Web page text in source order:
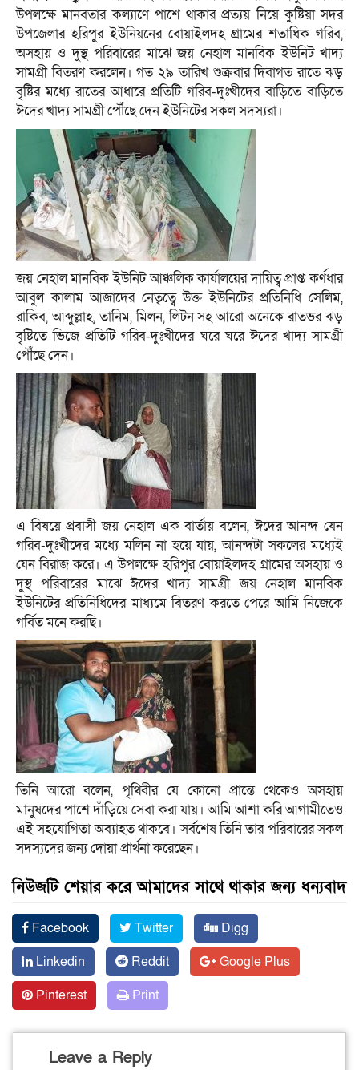
উপলক্ষে মানবতার কল্যাণে পাশে থাকার প্রত্যয় নিয়ে কুষ্টিয়া সদর
উপজেলার হরিপুর ইউনিয়নের বোয়াইলদহ গ্রামের শতাধিক গরিব,
অসহায় ও দুস্থ‌ পরিবারের মাঝে জয় নেহাল মানবিক ইউনিট খাদ্য
সামগ্রী বিতরণ করলেন। গত ২৯ তারিখ শুক্রবার দিবাগত রাতে ঝড়
বৃষ্টির মধ্যে রাতের আধারে প্রতিটি গরিব-দুঃখীদের বাড়িতে বাড়িতে
ঈদের খাদ্য সামগ্রী পৌঁছে দেন ইউনিটের সকল সদস্যরা।
জয় নেহাল মানবিক ইউনিট আঞ্চলিক কার্যালয়ের দায়িত্ব প্রাপ্ত কর্ণধার
আবুল কালাম আজাদের নেতৃত্বে উক্ত ইউনিটের প্রতিনিধি সেলিম,
রাকিব, আব্দুল্লাহ, তানিম, মিলন, লিটন সহ আরো অনেকে রাতভর ঝড়
বৃষ্টিতে ভিজে প্রতিটি গরিব-দুঃখীদের ঘরে ঘরে ঈদের খাদ্য সামগ্রী
পৌঁছে দেন।
এ বিষয়ে প্রবাসী জয় নেহাল এক বার্তায় বলেন, ঈদের আনন্দ যেন
গরিব-দুঃখীদের মধ্যে মলিন না হয়ে যায়, আনন্দটা সকলের মধ্যেই
যেন বিরাজ করে। এ উপলক্ষে হরিপুর বোয়াইলদহ গ্রামের অসহায় ও
দুস্থ পরিবারের মাঝে ঈদের খাদ্য সামগ্রী জয় নেহাল মানবিক
ইউনিটের প্রতিনিধিদের মাধ্যমে বিতরণ করতে পেরে আমি নিজেকে
গর্বিত মনে করছি।
তিনি আরো বলেন, পৃথিবীর যে কোনো প্রান্তে থেকেও অসহায়
মানুষদের পাশে দাঁড়িয়ে সেবা করা যায়। আমি আশা করি আগামীতেও
এই সহযোগিতা অব্যাহত থাকবে। সর্বশেষ তিনি তার পরিবারের সকল
সদস্যদের জন্য দোয়া প্রার্থনা করেছেন।
নিউজটি শেয়ার করে আমাদের সাথে থাকার জন্য ধন্যবাদ
Facebook Twitter
Digg
Linkedin
Reddit
Google Plus
Pinterest
Print
Leave a Reply